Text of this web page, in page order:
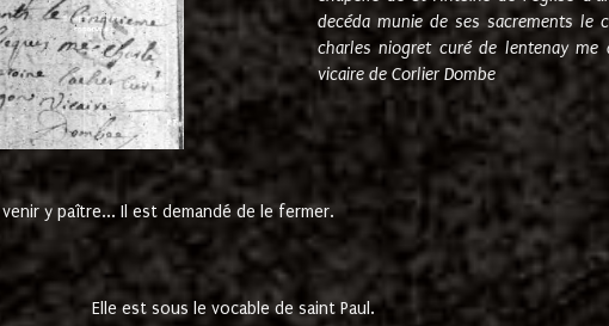
decéda munie de ses sacrements le
charles niogret curé de lentenay me
vicaire de Corlier Dombe
y paître... Il est demandé de le fermer.
Elle est sous le vocable de saint Paul.